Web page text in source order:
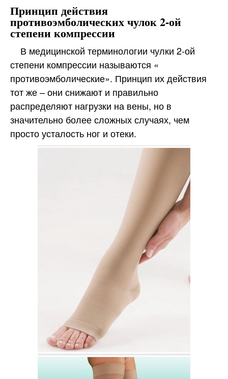
Принцип действия
противоэмболических чулок 2-ой
степени компрессии
В медицинской терминологии чулки 2-ой
степени компрессии называются «
противоэмболические». Принцип их действия
тот же – они снижают и правильно
распределяют нагрузки на вены, но в
значительно более сложных случаях, чем
просто усталость ног и отеки.